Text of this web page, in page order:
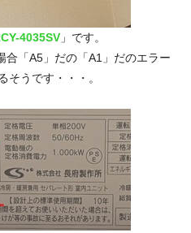
4035SV」です。
合「A5」だの「A1」だのエラー
そうです・・・。